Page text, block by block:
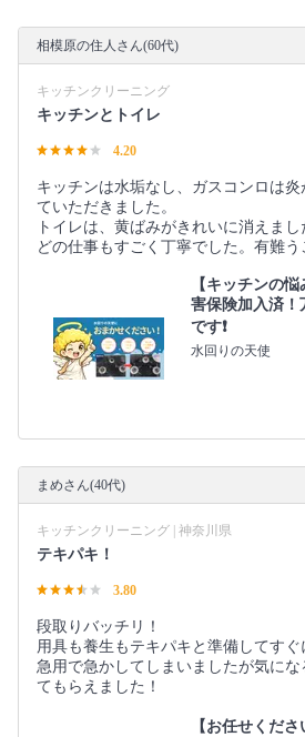
相模原の住人さん(60代)
キッチンクリーニング
キッチンとトイレ
4.20
キッチンは水垢なし、ガスコンロは
ていただきました。
トイレは、黄ばみがきれいに消えまし
どの仕事もすごく丁寧でした。有難う
【キッチンの
害保険加入済！
です❗️
水回りの天使
まめさん(40代)
キッチンクリーニング | 神奈川県
テキパキ！
3.80
段取りバッチリ！
用具も養生もテキパキと準備してすぐ
急用で急かしてしまいましたが気に
てもらえました！
【お任せくだ